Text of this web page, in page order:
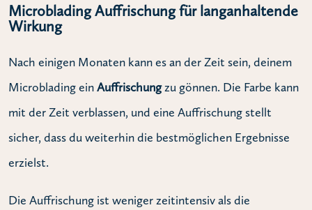
Microblading Auffrischung für langanhaltende
Wirkung
Nach einigen Monaten kann es an der Zeit sein, deinem
Microblading einAuffrischungzu gönnen. Die Farbe kann
mit der Zeit verblassen, und eine Auffrischung stellt
sicher, dass du weiterhin die bestmöglichen Ergebnisse
erzielst.
Die Auffrischung ist weniger zeitintensiv als die